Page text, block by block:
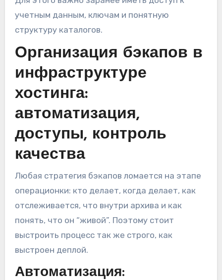
учетным данным, ключам и понятную
структуру каталогов.
Организация бэкапов в
инфраструктуре
хостинга:
автоматизация,
доступы, контроль
качества
Любая стратегия бэкапов ломается на этапе
операционки: кто делает, когда делает, как
отслеживается, что внутри архива и как
понять, что он “живой”. Поэтому стоит
выстроить процесс так же строго, как
выстроен деплой.
Автоматизация: